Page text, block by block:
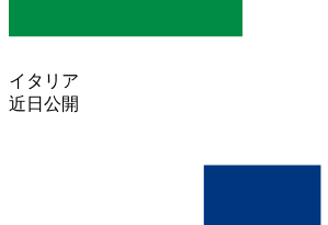
イタリア
近日公開